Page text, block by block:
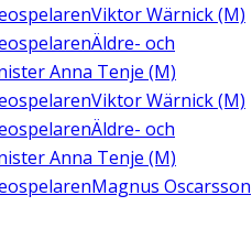
Viktor Wärnick (M)
Äldre- och
Anna Tenje (M)
Viktor Wärnick (M)
Äldre- och
Anna Tenje (M)
Magnus Oscarsson